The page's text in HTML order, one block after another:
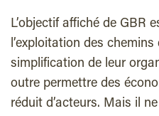
L’objectif affiché de GBR
l’exploitation des
simplification de leur
outre permettre des
réduit d’acteurs. Mais il